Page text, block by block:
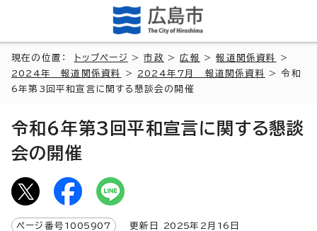
現在の位置： トップページ >市政 >広報 >報道関係資料
>
2024年 報道関係資料
> 2024年7月 報道関係資料
> 令和
6年第3回平和宣言に関する懇談会の開催
令和6年第3回平和宣言に関する懇談
会の開催
ページ番号 1005907 更新日 2025年2月 16 日